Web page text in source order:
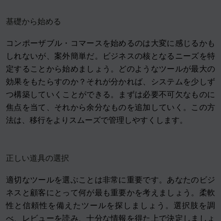
基礎から始める
コンポーザブル・コマースを始めるのは大変に感じるかも
しれないが、案外簡単だ。ビジネスの核となるニーズを特
定することから始めましょう。どのようなツールが最大の
効果をもたらすのか？それが分かれば、システムを少しず
つ構築していくことができる。まずは必要不可欠なものに
焦点を当て、それから余分なものを追加していく。この方
法は、移行をよりスムーズで管理しやすくします。
正しい道具の選択
適切なツールを選ぶことは非常に重要です。あなたのビジ
ネスと顧客にとって何が最も重要かを考えましょう。柔軟
性と信頼性を備えたツールを探しましょう。選択肢を調
べ、レビューを読み、十分な情報を得た上で決定しましょ